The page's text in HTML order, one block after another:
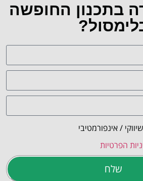
בתכנון החופשה
/ אינפורמטיבי
הפרטיות
שלח